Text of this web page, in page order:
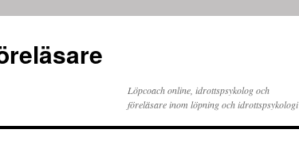
Löpcoach online, idrottspsykolog och
föreläsare inom löpning och idrottspsykologi